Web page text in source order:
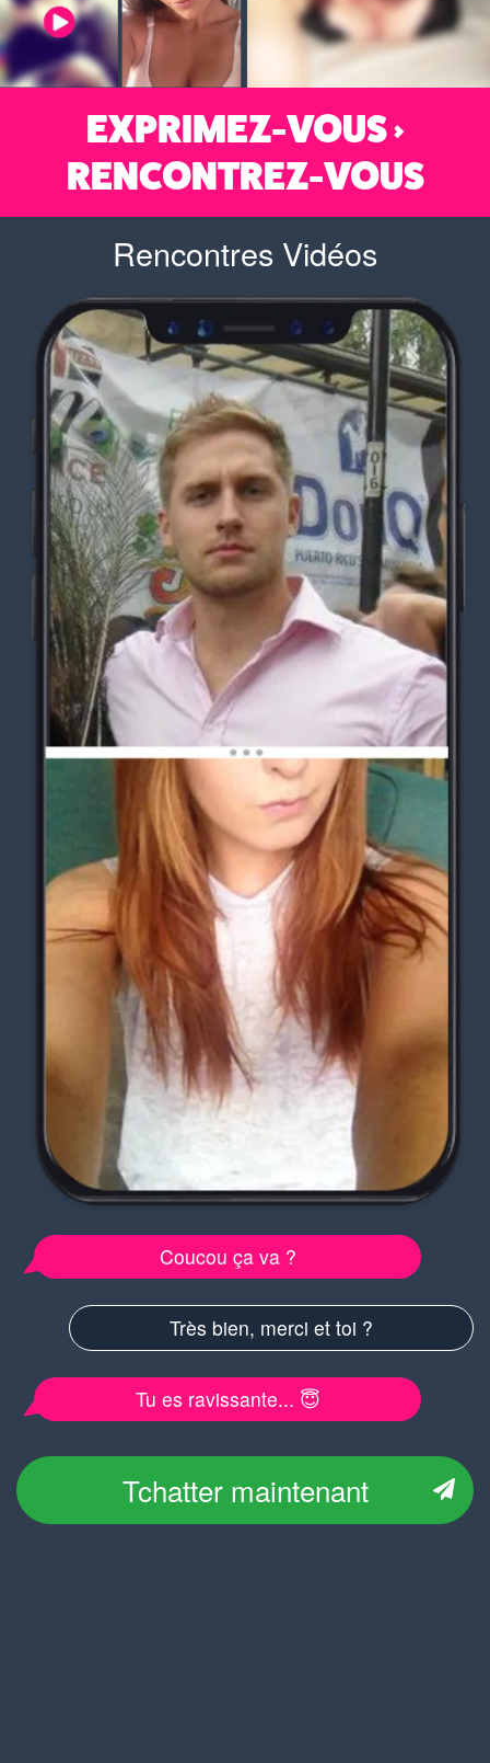
EXPRIMEZ-VOUS >
RENCONTREZ-VOUS
Rencontres Vidéos
Coucou ça va ?
Très bien, merci et toi ?
Tu es ravissante... 😇
Tchatter maintenant